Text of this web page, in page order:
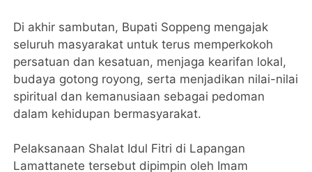
Di akhir sambutan, Bupati Soppeng mengajak
seluruh masyarakat untuk terus memperkokoh
persatuan dan kesatuan, menjaga kearifan lokal,
budaya gotong royong, serta menjadikan nilai-nilai
spiritual dan kemanusiaan sebagai pedoman
dalam kehidupan bermasyarakat.
Pelaksanaan Shalat Idul Fitri di Lapangan
Lamattanete tersebut dipimpin oleh Imam